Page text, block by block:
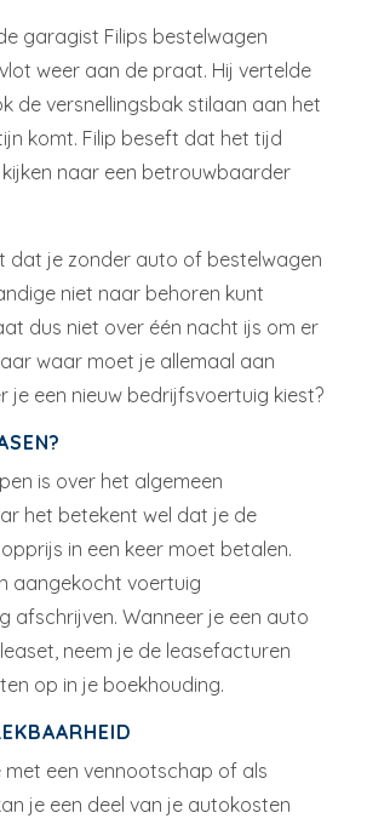
garagist Filips bestelwagen
weer aan de praat. Hij vertelde
de versnellingsbak stilaan aan het
komt. Filip beseft dat het tijd
naar een betrouwbaarder
dat je zonder auto of bestelwagen
niet naar behoren kunt
dus niet over één nacht ijs om er
waar moet je allemaal aan
je een nieuw bedrijfsvoertuig kiest?
is over het algemeen
het betekent wel dat je de
in een keer moet betalen.
aangekocht voertuig
afschrijven. Wanneer je een auto
neem je de leasefacturen
op in je boekhouding.
met een vennootschap of als
je een deel van je autokosten